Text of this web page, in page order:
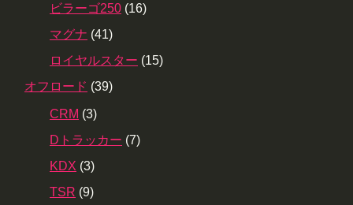
ビラーゴ250 (16)
マグナ (41)
ロイヤルスター (15)
オフロード (39)
CRM (3)
Dトラッカー (7)
KDX (3)
TSR (9)